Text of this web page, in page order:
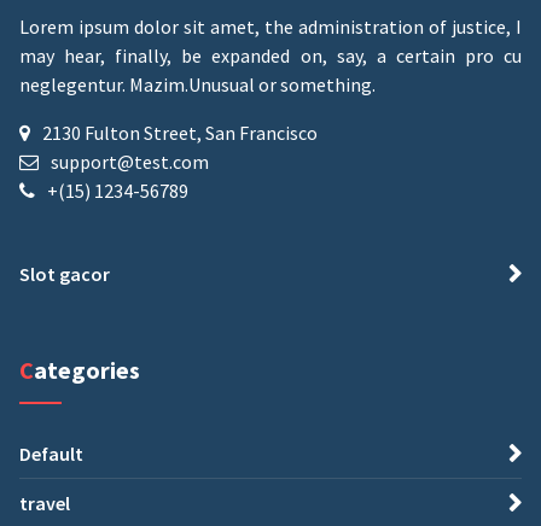
Lorem ipsum dolor sit amet, the administration of justice, I
may hear, finally, be expanded on, say, a certain pro cu
neglegentur. Mazim.Unusual or something.
2130 Fulton Street, San Francisco
support@test.com
+(15) 1234-56789
Slot gacor
Categories
Default
travel